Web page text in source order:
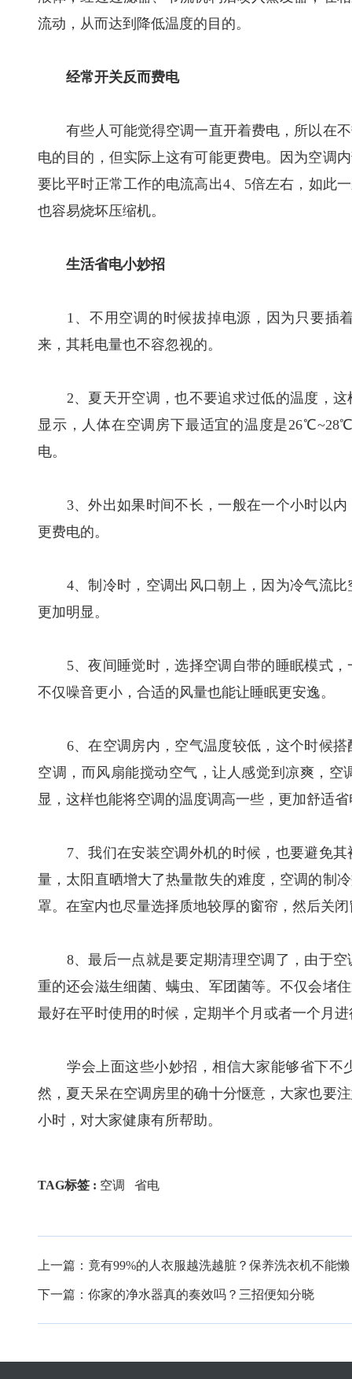
流动，从而达到降低温度的目的。
经常开关反而费电
有些人可能觉得空调一直开着费电，所以在不
电的目的，但实际上这有可能更费电。因为空调
要比平时正常工作的电流高出4、5倍左右，如此
也容易烧坏压缩机。
生活省电小妙招
1、不用空调的时候拔掉电源，因为只要插
来，其耗电量也不容忽视的。
2、夏天开空调，也不要追求过低的温度，这
显示，人体在空调房下最适宜的温度是
电。
3、外出如果时间不长，一般在一个小时以内
更费电的。
4、制冷时，空调出风口朝上，因为冷气流比
更加明显。
5、夜间睡觉时，选择空调自带的睡眠模式，
不仅噪音更小，合适的风量也能让睡眠更安逸。
6、在空调房内，空气温度较低，这个时候搭
空调，而风扇能搅动空气，让人感觉到凉爽，
显，这样也能将空调的温度调高一些，更加舒适
7、我们在安装空调外机的时候，也要避免其
量，太阳直晒增大了热量散失的难度，空调的制
罩。在室内也尽量选择质地较厚的窗帘，然后关
8、最后一点就是要定期清理空调了，由于空
重的还会滋生细菌、螨虫、军团菌等。不仅会堵
最好在平时使用的时候，定期半个月或者一个月
学会上面这些小妙招，相信大家能够省下不
然，夏天呆在空调房里的确十分惬意，大家也要
小时，对大家健康有所帮助。
TAG标签 : 空调 省电
上一篇： 竟有99%的人衣服越洗越脏？保养洗衣机不能懒
下一篇： 你家的净水器真的奏效吗？三招便知分晓